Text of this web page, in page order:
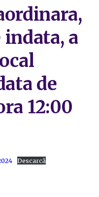
indata, a
de
12:00
Descarcă